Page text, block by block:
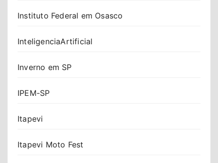
Instituto Federal em Osasco
InteligenciaArtificial
Inverno em SP
IPEM-SP
Itapevi
Itapevi Moto Fest